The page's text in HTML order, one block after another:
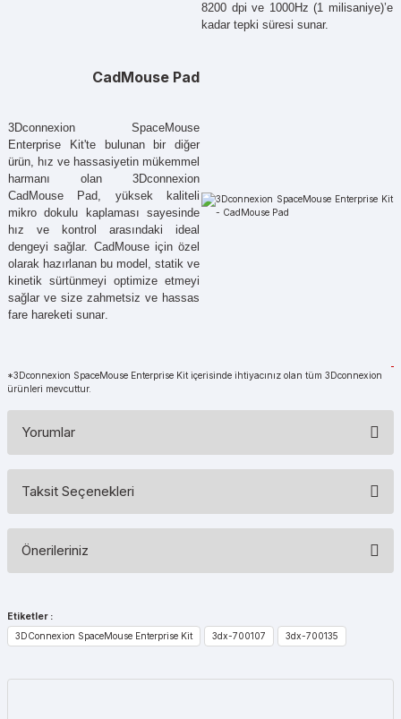
8200 dpi ve 1000Hz (1 milisaniye)’e
kadar tepki süresi sunar.
CadMouse Pad
3Dconnexion SpaceMouse
Enterprise Kit'te bulunan bir diğer
ürün, hız ve hassasiyetin mükemmel
harmanı olan 3Dconnexion
CadMouse Pad, yüksek kaliteli
mikro dokulu kaplaması sayesinde
hız ve kontrol arasındaki ideal
dengeyi sağlar. CadMouse için özel
olarak hazırlanan bu model, statik ve
kinetik sürtünmeyi optimize etmeyi
sağlar ve size zahmetsiz ve hassas
fare hareketi sunar.
*3Dconnexion SpaceMouse Enterprise Kit içerisinde ihtiyacınız olan tüm 3Dconnexion
ürünleri mevcuttur.
Yorumlar
Taksit Seçenekleri
Önerileriniz
tarafımıza iletebilirsiniz.
Görüş ve önerileriniz için teşekkür ederiz.
Etiketler :
3DConnexion SpaceMouse Enterprise Kit
3dx-700107 3dx-700135